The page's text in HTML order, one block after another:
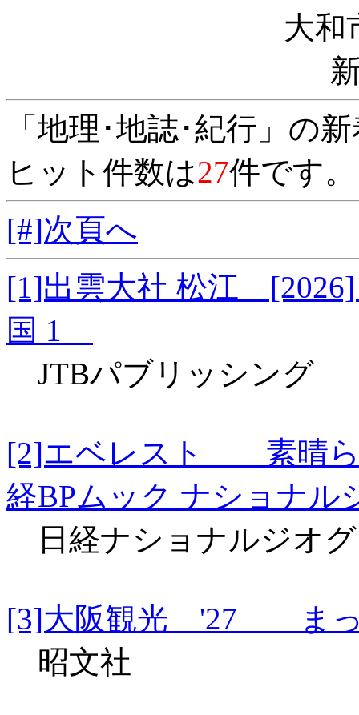
大和
「地理･地誌･紀行」の
ヒット件数は27件です
[#]次頁へ
[1]出雲大社 松江
国 1
JTBパブリッシング
[2]エベレスト 素晴ら
経BPムック ナショナ
日経ナショナルジオ
[3]大阪観光 '27 まっ
昭文社